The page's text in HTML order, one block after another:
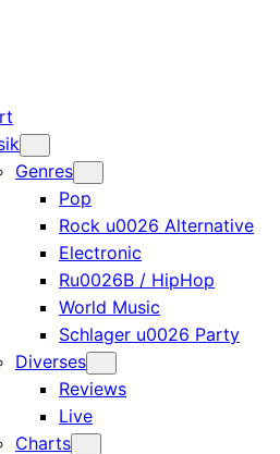
Genres
Pop
Rock u0026 Alternative
Electronic
Ru0026B / HipHop
World Music
Schlager u0026 Party
Diverses
Reviews
Live
Charts